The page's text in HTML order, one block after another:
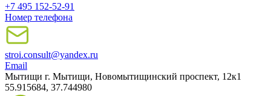
+7 495 152-52-91
Номер телефона
stroi.consult@yandex.ru
Email
Мытищи г. Мытищи, Новомытищинский проспект, 12к1
55.915684, 37.744980